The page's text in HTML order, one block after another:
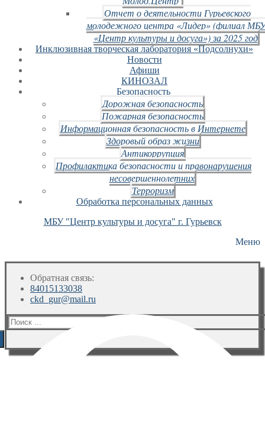
Отчет о деятельности Гурьевского
молодежного центра «Лидер» (филиал
«Центр культуры и досуга») за 2025 год
Инклюзивная творческая лаборатория «Подсолнухи»
Новости
Афиши
КИНОЗАЛ
Безопасность
Дорожная безопасность
Пожарная безопасность
Информационная безопасность в Интернете
Здоровый образ жизни
Антикоррупция
Профилактика безопасности и правонарушения
несовершеннолетних
Терроризм
Обработка персональных данных
МБУ "Центр культуры и досуга" г. Гурьевск
Меню
Обратная связь:
84015133038
ckd_gur@mail.ru
Искать: